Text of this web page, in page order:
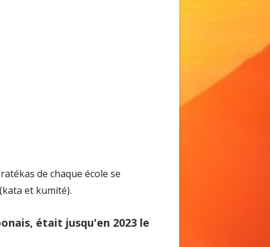
de chaque école se
et kumité).
était jusqu'en 2023 le